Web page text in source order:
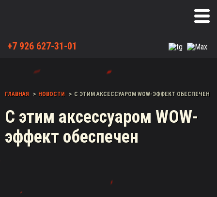
+7 926 627-31-01
ГЛАВНАЯ НОВОСТИ С ЭТИМ АКСЕССУАРОМ WOW-ЭФФЕКТ ОБЕСПЕЧЕН
С этим аксессуаром WOW-
эффект обеспечен